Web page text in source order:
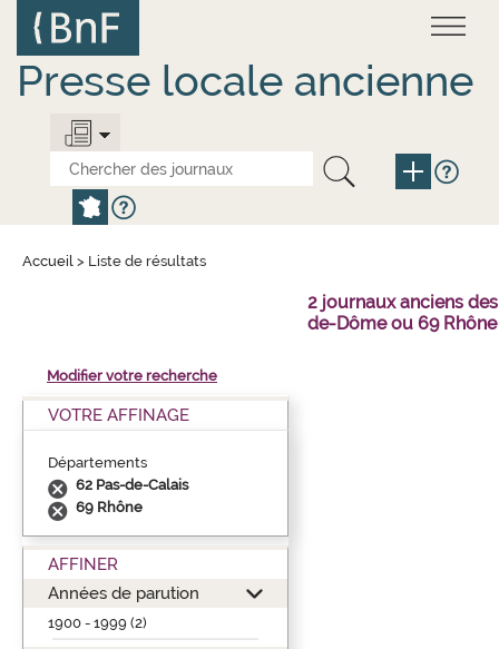
contenu
principal
Presse locale ancienne
Accueil > Liste de résultats
2 journaux anciens
de-Dôme ou 69
Modifier votre recherche
VOTRE AFFINAGE
Départements
62 Pas-de-Calais
69 Rhône
AFFINER
Années de parution
1900 - 1999 (2)
Panneau de gestion des cookies